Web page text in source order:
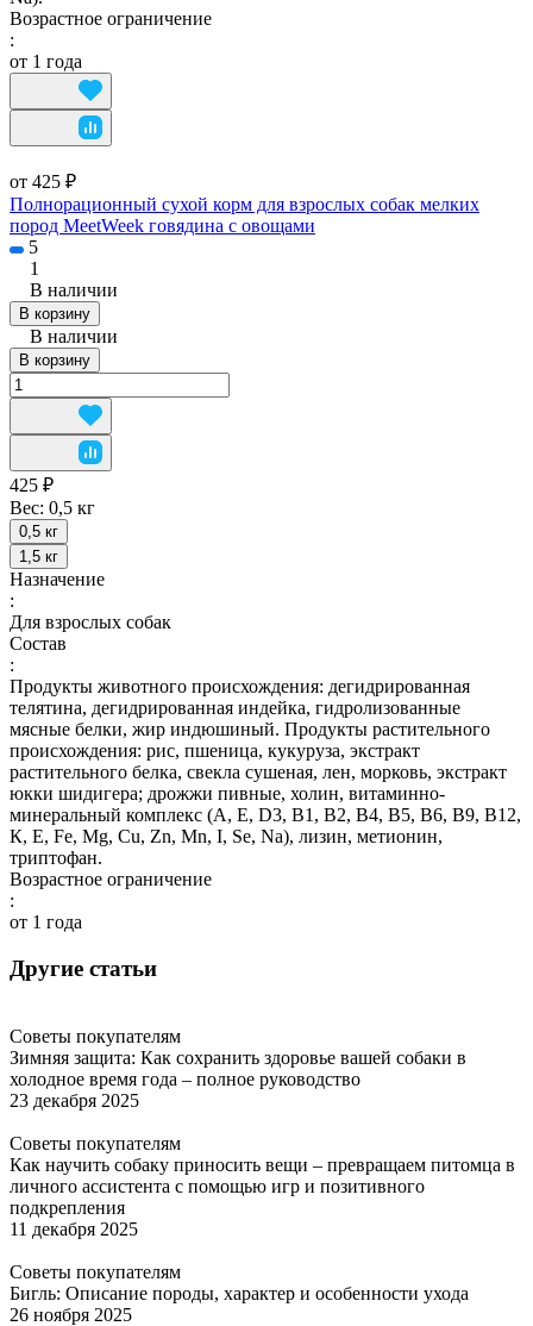
Возрастное ограничение
:
от 1 года
от 425 ₽
Полнорационный сухой корм для взрослых собак мелких
пород MeetWeek говядина с овощами
5
1
В наличии
В корзину
В наличии
В корзину
425 ₽
Вес: 0,5 кг
0,5 кг
1,5 кг
Назначение
:
Для взрослых собак
Состав
:
Продукты животного происхождения: дегидрированная
телятина, дегидрированная индейка, гидролизованные
мясные белки, жир индюшиный. Продукты растительного
происхождения: рис, пшеница, кукуруза, экстракт
растительного белка, свекла сушеная, лен, морковь, экстракт
юкки шидигера; дрожжи пивные, холин, витаминно-
минеральный комплекс (А, E, D3, В1, В2, В4, В5, В6, В9, В12,
К, Е, Fe, Mg, Cu, Zn, Mn, I, Se, Na), лизин, метионин,
триптофан.
Возрастное ограничение
:
от 1 года
Другие статьи
Советы покупателям
Зимняя защита: Как сохранить здоровье вашей собаки в
холодное время года – полное руководство
23 декабря 2025
Советы покупателям
Как научить собаку приносить вещи – превращаем питомца в
личного ассистента с помощью игр и позитивного
подкрепления
11 декабря 2025
Советы покупателям
Бигль: Описание породы, характер и особенности ухода
26 ноября 2025